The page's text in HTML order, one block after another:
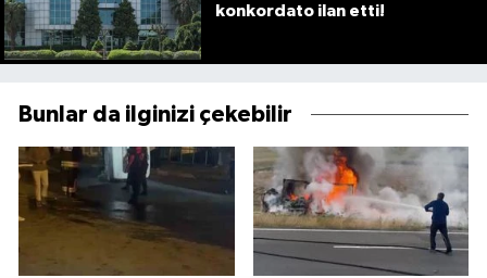
konkordato ilan etti!
Bunlar da ilginizi çekebilir